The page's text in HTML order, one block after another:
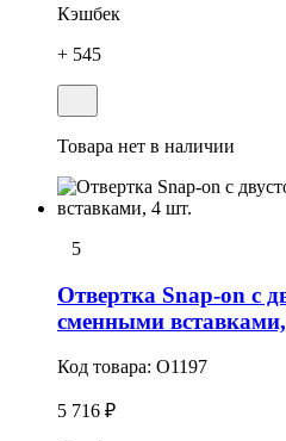
Кэшбек
+ 545
Товара нет в наличии
5
Отвертка Snap-on с
сменными
Код товара: O1197
5 716 ₽